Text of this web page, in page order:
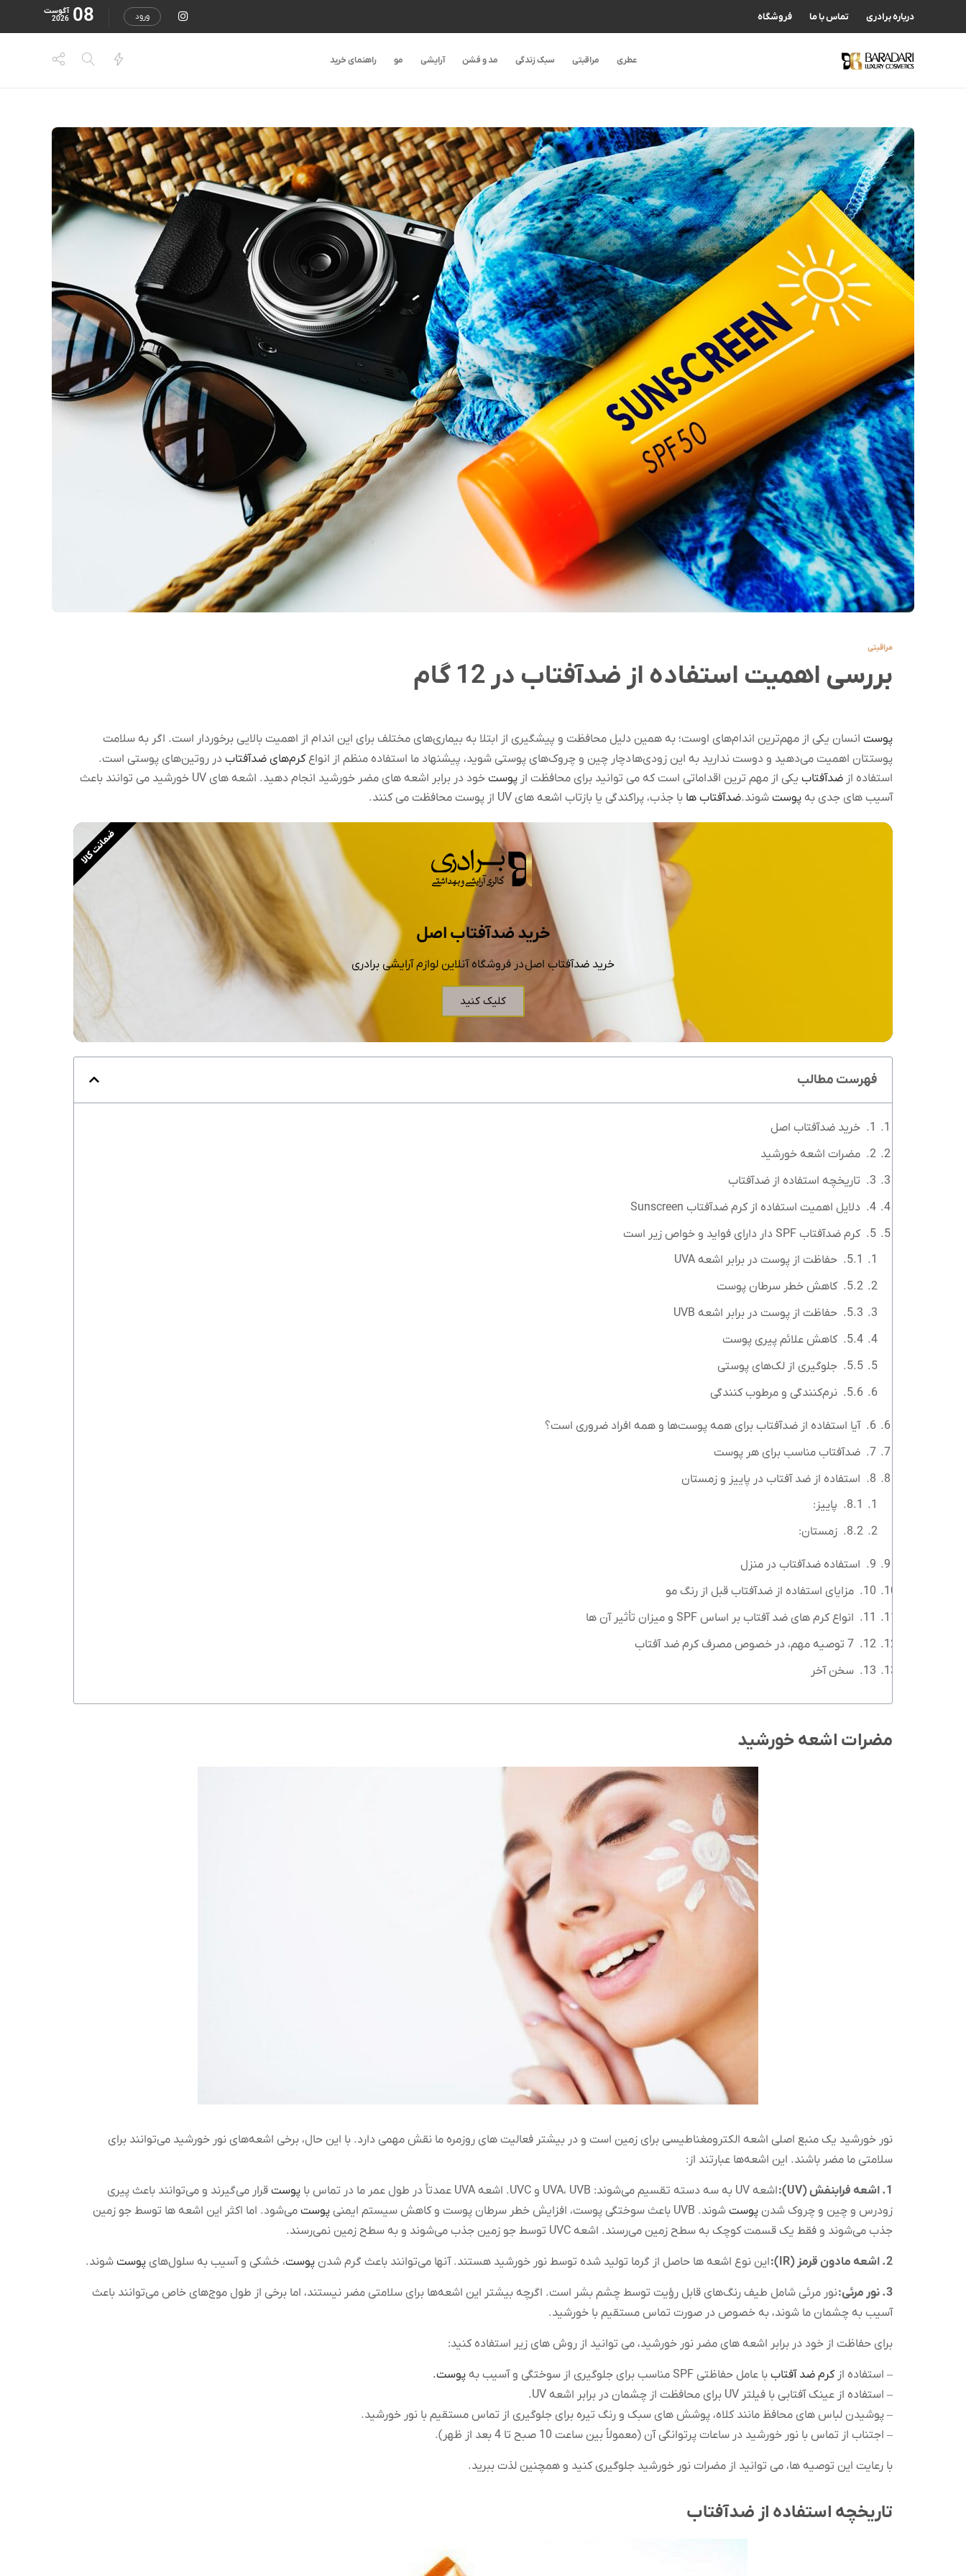
درباره برادری تماس با ما فروشگاه ورود 08 آگوست
2026
عطری مراقبتی سبک زندگی مد و فشن آرایشی مو راهنمای خرید
مراقبتی
بررسی اهمیت استفاده از ضدآفتاب در 12 گام
پوست انسان یکی از مهم‌ترین اندام‌های اوست؛ به همین دلیل محافظت و پیشگیری از ابتلا به بیماری‌های مختلف برای این اندام از اهمیت بالایی برخوردار است. اگر به سلامت
پوستتان اهمیت می‌دهید و دوست ندارید به این زودی‌ها دچار چین و چروک‌های پوستی شوید، پیشنهاد ما استفاده منظم از انواعکرم‌های ضدآفتاب در روتین‌های پوستی است.
استفاده از ضدآفتاب یکی از مهم ترین اقداماتی است که می توانید برای محافظت از پوست
خود در برابر اشعه های مضر خورشید انجام دهید. اشعه های UV خورشید می توانند باعث
آسیب های جدی به پوست شوند.ضدآفتاب ها با جذب، پراکندگی یا بازتاب اشعه های UV از پوست محافظت می کنند.
خرید ضدآفتاب اصل
خرید ضدآفتاب اصل در فروشگاه آنلاین لوازم آرایشی برادری
کلیک کنید
ضمانت کالا
فهرست مطالب
خرید ضدآفتاب اصل
مضرات اشعه خورشید
تاریخچه استفاده از ضدآفتاب
دلایل اهمیت استفاده از کرم ضدآفتاب Sunscreen
کرم ضدآفتاب SPF دار دارای فواید و خواص زیر است
حفاظت از پوست در برابر اشعه UVA
کاهش خطر سرطان پوست
حفاظت از پوست در برابر اشعه UVB
کاهش علائم پیری پوست
جلوگیری از لک‌های پوستی
نرم‌کنندگی و مرطوب کنندگی
آیا استفاده از ضدآفتاب برای همه پوست‌ها و همه افراد ضروری است؟
ضدآفتاب مناسب برای هر پوست
استفاده از ضد آفتاب در پاییز و زمستان
پاییز:
زمستان:
استفاده ضدآفتاب در منزل
مزایای استفاده از ضدآفتاب قبل از رنگ مو
انواع کرم های ضد آفتاب بر اساس SPF و میزان تأثیر آن ها
7 توصیه مهم، در خصوص مصرف کرم ضد آفتاب
سخن آخر
مضرات اشعه خورشید
نور خورشید یک منبع اصلی اشعه الکترومغناطیسی برای زمین است و در بیشتر فعالیت های روزمره ما نقش مهمی دارد. با این حال، برخی اشعه‌های نور خورشید می‌توانند برای
سلامتی ما مضر باشند. این اشعه‌ها عبارتند از:
1. اشعه فرابنفش (UV): اشعه UV به سه دسته تقسیم می‌شوند: UVA، UVB و UVC. اشعه UVA عمدتاً در طول عمر ما در تماس با پوست قرار می‌گیرند و می‌توانند باعث پیری
زودرس و چین و چروک شدن پوست شوند. UVB باعث سوختگی پوست، افزایش خطر سرطان پوست و کاهش سیستم ایمنی پوست می‌شود. اما اکثر این اشعه ها توسط جو زمین
جذب می‌شوند و فقط یک قسمت کوچک به سطح زمین می‌رسند. اشعه UVC توسط جو زمین جذب می‌شوند و به سطح زمین نمی‌رسند.
2. اشعه مادون قرمز (IR): این نوع اشعه ها حاصل از گرما تولید شده توسط نور خورشید هستند. آنها می‌توانند باعث گرم شدن پوست، خشکی و آسیب به سلول‌های پوست شوند.
3. نور مرئی:
نور مرئی شامل طیف رنگ‌های قابل رؤیت توسط چشم بشر است. اگرچه بیشتر این اشعه‌ها برای سلامتی مضر نیستند، اما برخی از طول موج‌های خاص می‌توانند باعث
آسیب به چشمان ما شوند، به خصوص در صورت تماس مستقیم با خورشید.
برای حفاظت از خود در برابر اشعه های مضر نور خورشید، می توانید از روش های زیر استفاده کنید:
– استفاده ازکرم ضد آفتاب با عامل حفاظتی SPF مناسب برای جلوگیری از سوختگی و آسیب به
پوست.
– استفاده از عینک آفتابی با فیلتر UV برای محافظت از چشمان در برابر اشعه UV.
– پوشیدن لباس های محافظ مانند کلاه، پوشش های سبک و رنگ تیره برای جلوگیری از تماس مستقیم با نور خورشید.
– اجتناب از تماس با نور خورشید در ساعات پرتوانگی آن (معمولاً بین ساعت 10 صبح تا 4 بعد از ظهر).
با رعایت این توصیه ها، می توانید از مضرات نور خورشید جلوگیری کنید و همچنین لذت ببرید.
تاریخچه استفاده از ضدآفتاب